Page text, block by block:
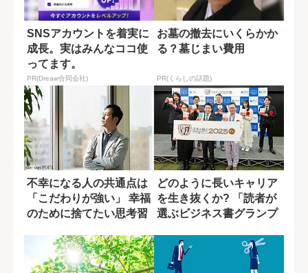
SNSアカウントを着実に
成長。実はみんなココ使
ってます。
PR(Dreaw合同会社)
お墓の撤去にいくらかか
る？墓じまい費用
PR(くらしの話題)
不幸になる人の共通点は
「こだわりが強い」 幸福
のために捨てたい思考習
どのように長いキャリア
を生き抜くか? 「読者が
選ぶビジネス書グランプ